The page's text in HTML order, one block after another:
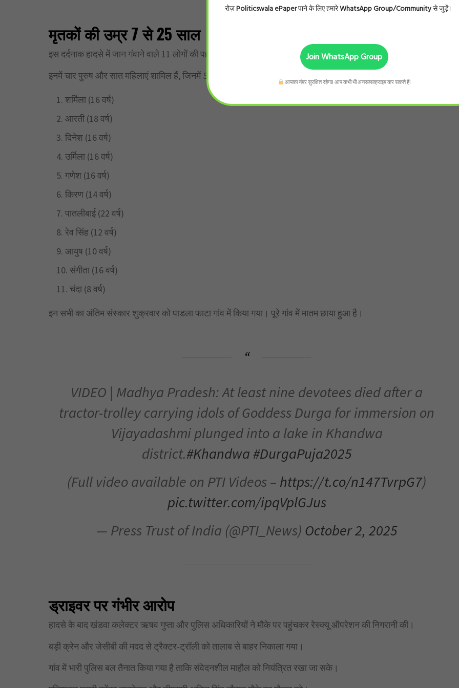
मृतकों की उम्र 7 से 25 साल
इस दर्दनाक हादसे में जान गंवाने वाले 11 लोगों की पहचान हो चुकी है।
इनमें चार पुरुष और सात महिलाएं शामिल हैं, जिनमें 5 नाबालिग लड़कियां और एक नाबालिग लड़का भी था।
शर्मिला (16 वर्ष)
आरती (18 वर्ष)
दिनेश (16 वर्ष)
उर्मिला (16 वर्ष)
गणेश (16 वर्ष)
किरण (14 वर्ष)
पातलीबाई (22 वर्ष)
रेव सिंह (12 वर्ष)
आयुष (10 वर्ष)
संगीता (16 वर्ष)
चंदा (8 वर्ष)
इन सभी का अंतिम संस्कार शुक्रवार को पाडला फाटा गांव में किया गया। पूरे गांव में मातम छाया हुआ है।
VIDEO | Madhya Pradesh: At least nine devotees died after a
tractor-trolley carrying idols of Goddess Durga for immersion on
Vijayadashmi plunged into a lake in Khandwa
district.#Khandwa #DurgaPuja2025
(Full video available on PTI Videos – https://t.co/n147TvrpG7)
pic.twitter.com/ipqVplGJus
— Press Trust of India (@PTI_News) October 2, 2025
ड्राइवर पर गंभीर आरोप
हादसे के बाद खंडवा कलेक्टर ऋषव गुप्ता और पुलिस अधिकारियों ने मौके पर पहुंचकर रेस्क्यू ऑपरेशन की निगरानी की।
बड़ी क्रेन और जेसीबी की मदद से ट्रैक्टर-ट्रॉली को तालाब से बाहर निकाला गया।
गांव में भारी पुलिस बल तैनात किया गया है ताकि संवेदनशील माहौल को नियंत्रित रखा जा सके।
रोज़Politicswala ePaperपाने के लिए हमारेWhatsApp Group/Communityसे जुड़ें।
Join WhatsApp Group
आपका नंबर सुरक्षित रहेगा। आप कभी भी अनसब्सक्राइब कर सकते हैं।